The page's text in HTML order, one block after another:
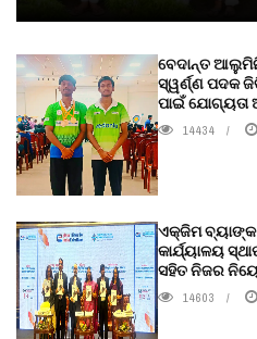
ବେଦାନ୍ତ
ସ୍ୱର୍ଣ୍ଣ ପଦକ
ପାଇଁ ଯୋଗ୍ୟତା
14434
ଏକ୍ଜିମ
କାର୍ଯ୍ୟାଳୟ
ସହିତ ନିଜର
14603